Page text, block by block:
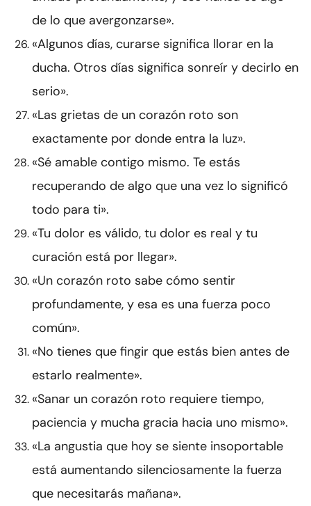
de lo que avergonzarse».
«Algunos días, curarse significa llorar en la
ducha. Otros días significa sonreír y decirlo en
serio».
«Las grietas de un corazón roto son
exactamente por donde entra la luz».
«Sé amable contigo mismo. Te estás
recuperando de algo que una vez lo significó
todo para ti».
«Tu dolor es válido, tu dolor es real y tu
curación está por llegar».
«Un corazón roto sabe cómo sentir
profundamente, y esa es una fuerza poco
común».
«No tienes que fingir que estás bien antes de
estarlo realmente».
«Sanar un corazón roto requiere tiempo,
paciencia y mucha gracia hacia uno mismo».
«La angustia que hoy se siente insoportable
está aumentando silenciosamente la fuerza
que necesitarás mañana».